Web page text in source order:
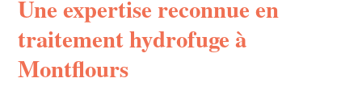
Une expertise reconnue en
traitement hydrofuge à
Montflours